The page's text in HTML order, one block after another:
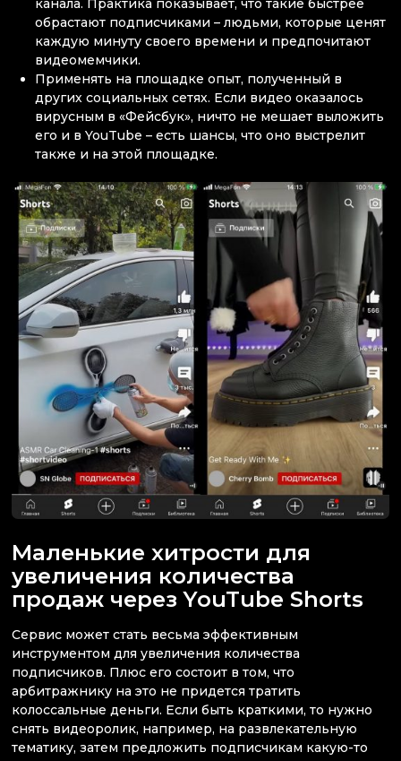
канала. Практика показывает, что такие быстрее
обрастают подписчиками – людьми, которые ценят
каждую минуту своего времени и предпочитают
видеомемчики.
Применять на площадке опыт, полученный в
других социальных сетях. Если видео оказалось
вирусным в «Фейсбук», ничто не мешает выложить
его и в YouTube – есть шансы, что оно выстрелит
также и на этой площадке.
Маленькие хитрости для
увеличения количества
продаж через YouTube Shorts
Сервис может стать весьма эффективным
инструментом для увеличения количества
подписчиков. Плюс его состоит в том, что
арбитражнику на это не придется тратить
колоссальные деньги. Если быть краткими, то нужно
снять видеоролик, например, на развлекательную
тематику, затем предложить подписчикам какую-то